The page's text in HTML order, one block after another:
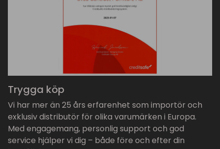
Trygga köp
Vi har mer än 25 års erfarenhet som importör och
exklusiv distributör för olika varumärken i Europa.
Med engagemang, personlig support och god
service hjälper vi dig – både före och efter din